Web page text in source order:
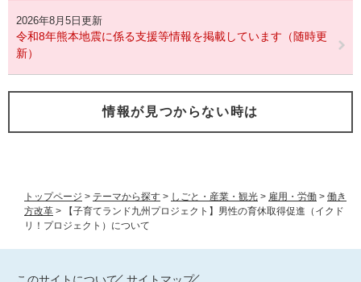
トップページ > テーマから探す > しごと・産業・観光 > 雇用・労働 > 働き
方改革 >
【子育てランド九州プロジェクト】男性の育休取得促進（イクド
リ！プロジェクト）について
2026年8月5日更新
令和8年熊本地震に係る支援等情報を掲載しています（随時更
新）
情報が見つからない時は